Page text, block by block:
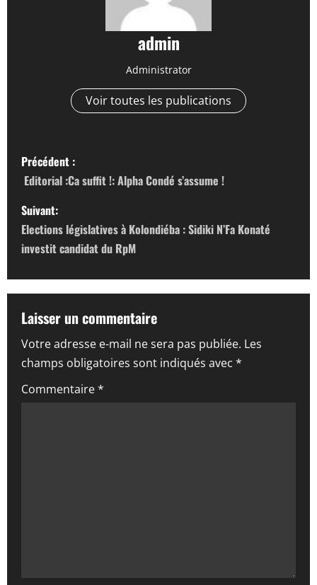
admin
Administrator
Voir toutes les publications
N
a
v
i
g
a
t
i
o
Précédent :
Editorial :Ca suffit !: Alpha Condé s’assume !
Suivant:
Elections législatives à Kolondiéba : Sidiki N’Fa Konaté
investit candidat du RpM
Laisser un commentaire
Votre adresse e-mail ne sera pas publiée. Les
champs obligatoires sont indiqués avec *
Commentaire*